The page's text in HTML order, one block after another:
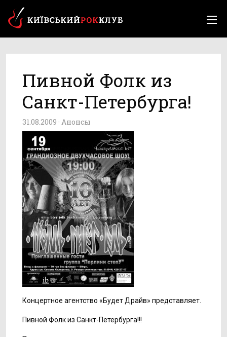
Пивной Фолк из
Санкт-Петербурга!
31.08.2009 · Анонсы
Концертное агентство «Будет Драйв» представляет.
Пивной Фолк из Санкт-Петербурга!!!